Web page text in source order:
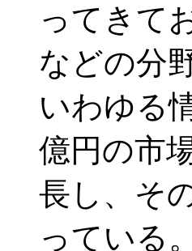
ってきて
などの分
いわゆる
億円の市
長し、そ
っている